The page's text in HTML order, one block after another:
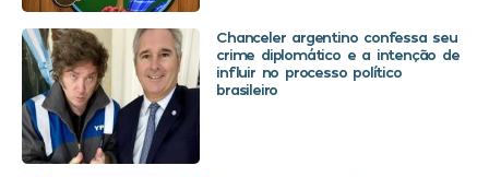
Chanceler argentino confessa seu
crime diplomático e a intenção de
influir no processo político
brasileiro